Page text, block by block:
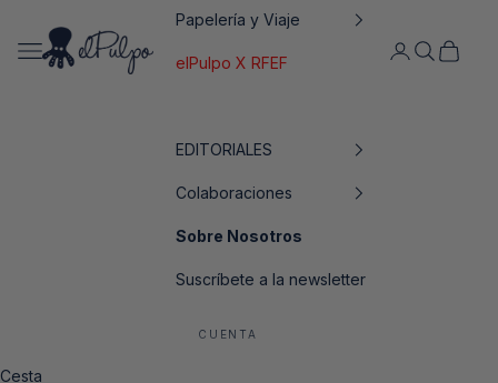
elPulpo
Abrir menú de navegación Abrir página
AbrirAbrir
Papelería y Viaje
elPulpo X RFEF
EDITORIALES
Colaboraciones
Sobre Nosotros
Suscríbete a la newsletter
CUENTA
Cesta